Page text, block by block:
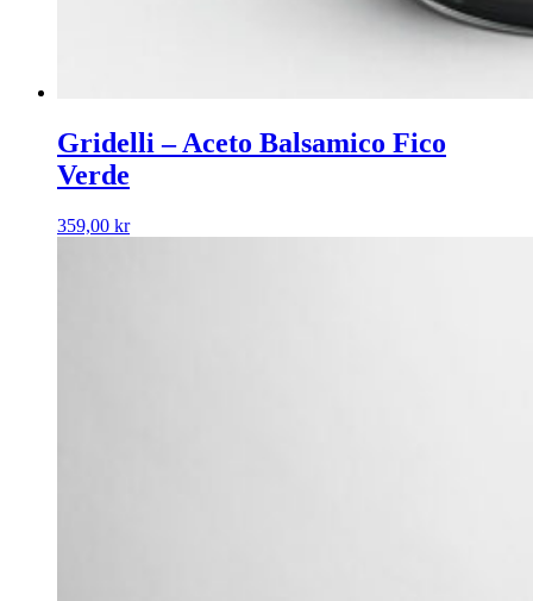
Gridelli – Aceto Balsamico Fico
Verde
359,00 kr